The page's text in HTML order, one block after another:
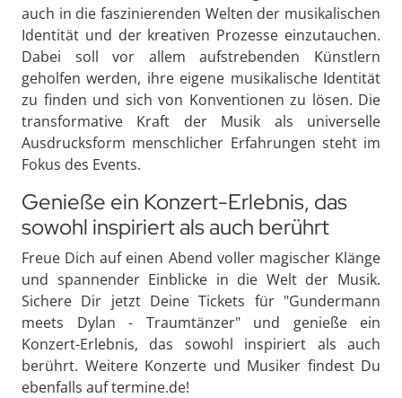
auch in die faszinierenden Welten der musikalischen
Identität und der kreativen Prozesse einzutauchen.
Dabei soll vor allem aufstrebenden Künstlern
geholfen werden, ihre eigene musikalische Identität
zu finden und sich von Konventionen zu lösen. Die
transformative Kraft der Musik als universelle
Ausdrucksform menschlicher Erfahrungen steht im
Fokus des Events.
Genieße ein Konzert-Erlebnis, das
sowohl inspiriert als auch berührt
Freue Dich auf einen Abend voller magischer Klänge
und spannender Einblicke in die Welt der Musik.
Sichere Dir jetzt Deine Tickets für "Gundermann
meets Dylan - Traumtänzer" und genieße ein
Konzert-Erlebnis, das sowohl inspiriert als auch
berührt. Weitere Konzerte und Musiker findest Du
ebenfalls auf termine.de!